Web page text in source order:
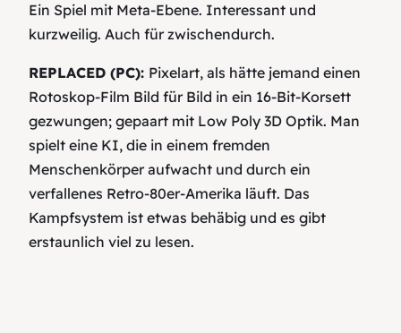
Ein Spiel mit Meta-Ebene. Interessant und
kurzweilig. Auch für zwischendurch.
REPLACED (PC): Pixelart, als hätte jemand einen
Rotoskop-Film Bild für Bild in ein 16-Bit-Korsett
gezwungen; gepaart mit Low Poly 3D Optik. Man
spielt eine KI, die in einem fremden
Menschenkörper aufwacht und durch ein
verfallenes Retro-80er-Amerika läuft. Das
Kampfsystem ist etwas behäbig und es gibt
erstaunlich viel zu lesen.